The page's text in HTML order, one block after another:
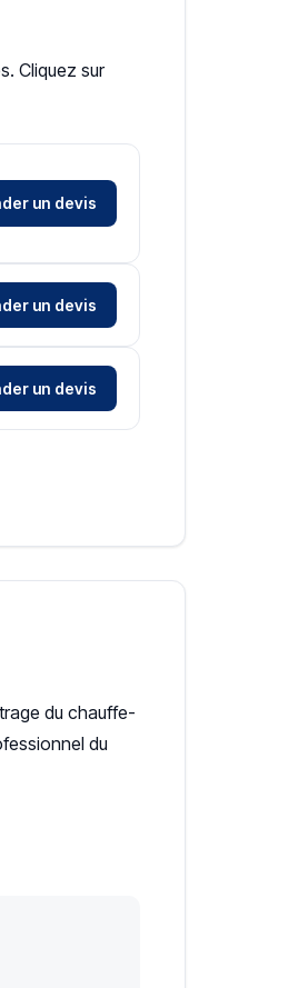
Cliquez sur
un devis
un devis
un devis
du chauffe-
du